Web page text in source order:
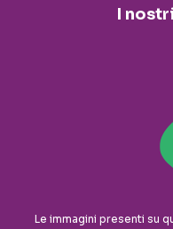
I
Le immagini presenti su